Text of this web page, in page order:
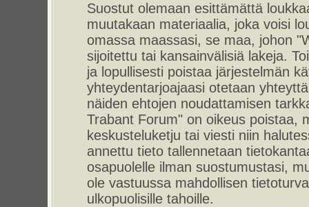
Suostut olemaan esittämättä
muutakaan materiaalia, joka voisi
omassa maassasi, se maa, johon
sijoitettu tai kansainvälisiä lakeja.
ja lopullisesti poistaa järjestelmän
yhteydentarjoajaasi otetaan
näiden ehtojen noudattamisen
Trabant Forum" on oikeus poistaa,
keskusteluketju tai viesti niin
annettu tieto tallennetaan
osapuolelle ilman suostumustasi,
ole vastuussa mahdollisen
ulkopuolisille tahoille.